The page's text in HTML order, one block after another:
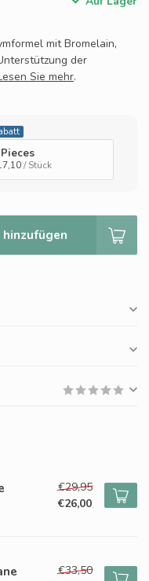
mit Bromelain,
der
Sie mehr.
/ Stück
€29,95
€26,00
€33,50